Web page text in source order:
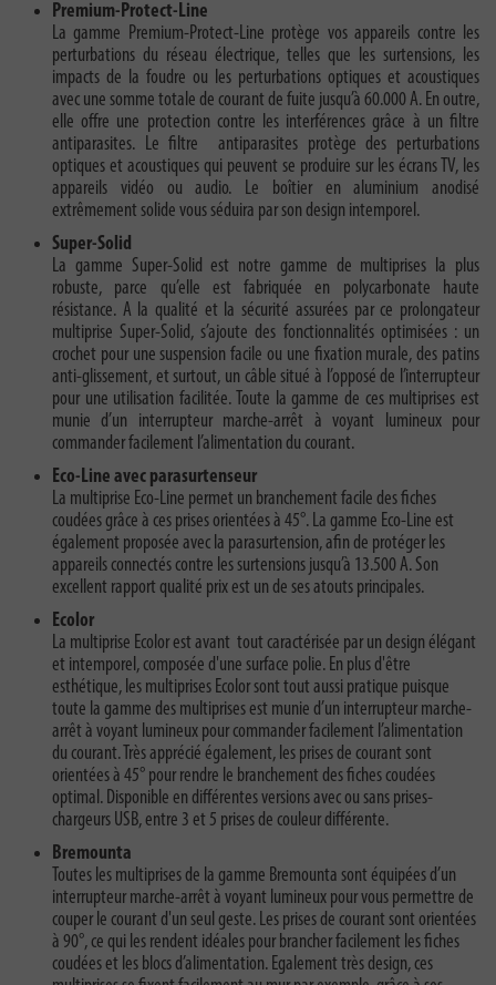
Premium-Protect-Line
La gamme Premium-Protect-Line protège vos appareils contre les
perturbations du réseau électrique, telles que les surtensions, les
impacts de la foudre ou les perturbations optiques et acoustiques
avec une somme totale de courant de fuite jusqu’à 60.000 A. En outre,
elle offre une protection contre les interférences grâce à un filtre
antiparasites. Le filtre antiparasites protège des perturbations
optiques et acoustiques qui peuvent se produire sur les écrans TV, les
appareils vidéo ou audio. Le boîtier en aluminium anodisé
extrêmement solide vous séduira par son design intemporel.
Super-Solid
La gamme Super-Solid est notre gamme de multiprises la plus
robuste, parce qu’elle est fabriquée en polycarbonate haute
résistance. A la qualité et la sécurité assurées par ce prolongateur
multiprise Super-Solid, s’ajoute des fonctionnalités optimisées : un
crochet pour une suspension facile ou une fixation murale, des patins
anti-glissement, et surtout, un câble situé à l’opposé de l’interrupteur
pour une utilisation facilitée. Toute la gamme de ces multiprises est
munie d’un interrupteur marche-arrêt à voyant lumineux pour
commander facilement l’alimentation du courant.
Eco-Line avec parasurtenseur
La multiprise Eco-Line permet un branchement facile des fiches
coudées grâce à ces prises orientées à 45°. La gamme Eco-Line est
également proposée avec la parasurtension, afin de protéger les
appareils connectés contre les surtensions jusqu’à 13.500 A. Son
excellent rapport qualité prix est un de ses atouts principales.
Ecolor
La multiprise Ecolor est avant tout caractérisée par un design élégant
et intemporel, composée d'une surface polie. En plus d'être
esthétique, les multiprises Ecolor sont tout aussi pratique puisque
toute la gamme des multiprises est munie d’un interrupteur marche-
arrêt à voyant lumineux pour commander facilement l’alimentation
du courant. Très apprécié également, les prises de courant sont
orientées à 45° pour rendre le branchement des fiches coudées
optimal. Disponible en différentes versions avec ou sans prises-
chargeurs USB, entre 3 et 5 prises de couleur différente.
Bremounta
Toutes les multiprises de la gamme Bremounta sont équipées d’un
interrupteur marche-arrêt à voyant lumineux pour vous permettre de
couper le courant d'un seul geste. Les prises de courant sont orientées
à 90°, ce qui les rendent idéales pour brancher facilement les fiches
coudées et les blocs d’alimentation. Egalement très design, ces